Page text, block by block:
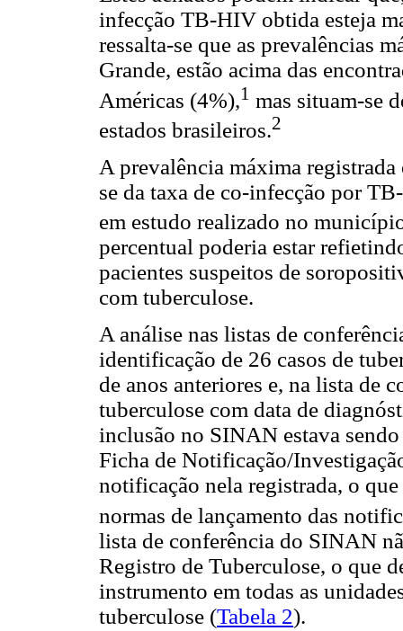
infecção TB-HIV obtida esteja
ressalta-se que as prevalências
Grande, estão acima das
Américas (4%),1 mas situam-se
estados brasileiros.2
A prevalência máxima
se da taxa de co-infecção por
em estudo realizado no
percentual poderia estar
pacientes suspeitos de
com tuberculose.
A análise nas listas de
identificação de 26 casos de
de anos anteriores e, na lista de
tuberculose com data de
inclusão no SINAN estava
Ficha de Notificação/
notificação nela registrada, o
normas de lançamento das
lista de conferência do SINAN
Registro de Tuberculose, o que
instrumento em todas as
tuberculose (Tabela 2).